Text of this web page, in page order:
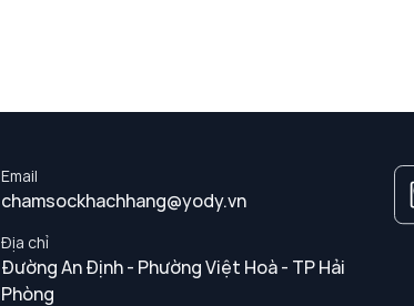
Email
chamsockhachhang@yody.vn
Địa chỉ
Đường An Định - Phường Việt Hoà - TP Hải
Phòng